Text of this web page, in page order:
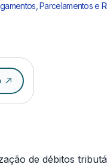
Parcelamentos e
de débitos